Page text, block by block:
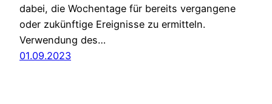
dabei, die Wochentage für bereits vergangene
oder zukünftige Ereignisse zu ermitteln.
Verwendung des…
01.09.2023